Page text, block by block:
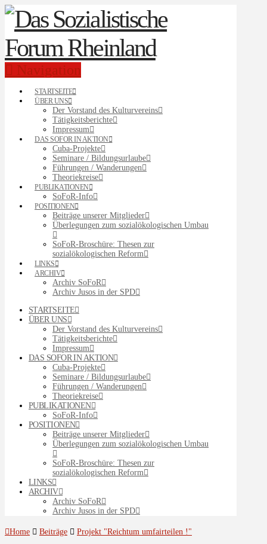
Navigation
STARTSEITE
ÜBER UNS
Der Vorstand des Kulturvereins
Tätigkeitsberichte
Impressum
DAS SOFOR IN AKTION
Cuba-Projekte
Seminare / Bildungsurlaube
Führungen / Wanderungen
Theoriekreise
PUBLIKATIONEN
SoFoR-Info
POSITIONEN
Beiträge unserer Mitglieder
Überlegungen zum sozialökologischen Umbau
SoFoR-Broschüre: Thesen zur
sozialökologischen Reform
LINKS
ARCHIV
Archiv SoFoR
Archiv Jusos in der SPD
STARTSEITE
ÜBER UNS
Der Vorstand des Kulturvereins
Tätigkeitsberichte
Impressum
DAS SOFOR IN AKTION
Cuba-Projekte
Seminare / Bildungsurlaube
Führungen / Wanderungen
Theoriekreise
PUBLIKATIONEN
SoFoR-Info
POSITIONEN
Beiträge unserer Mitglieder
Überlegungen zum sozialökologischen Umbau
SoFoR-Broschüre: Thesen zur
sozialökologischen Reform
LINKS
ARCHIV
Archiv SoFoR
Archiv Jusos in der SPD
Home Beiträge Projekt "Reichtum umfairteilen !"